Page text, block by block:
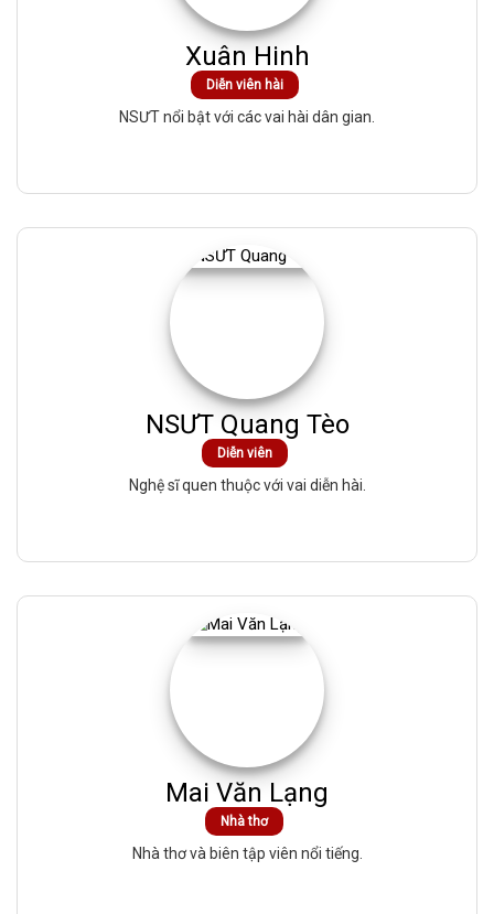
Xuân Hinh
Diễn viên hài
NSƯT nổi bật với các vai hài dân gian.
NSƯT Quang Tèo
Diễn viên
Nghệ sĩ quen thuộc với vai diễn hài.
Mai Văn Lạng
Nhà thơ
Nhà thơ và biên tập viên nổi tiếng.